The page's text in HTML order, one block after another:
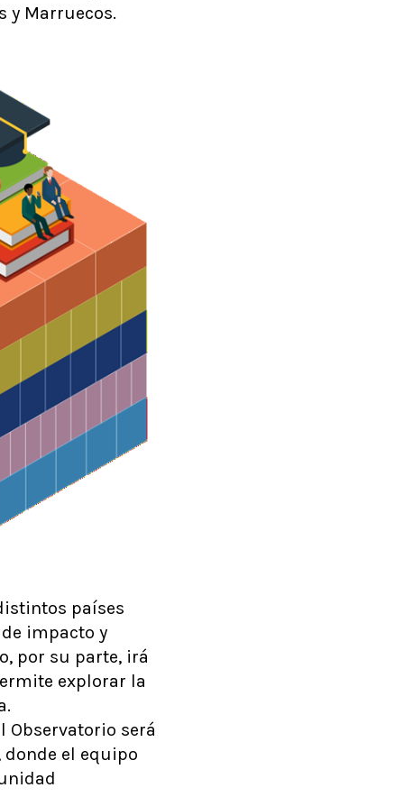
y Marruecos.
países
impacto y
por su parte, irá
explorar la
Observatorio será
donde el equipo